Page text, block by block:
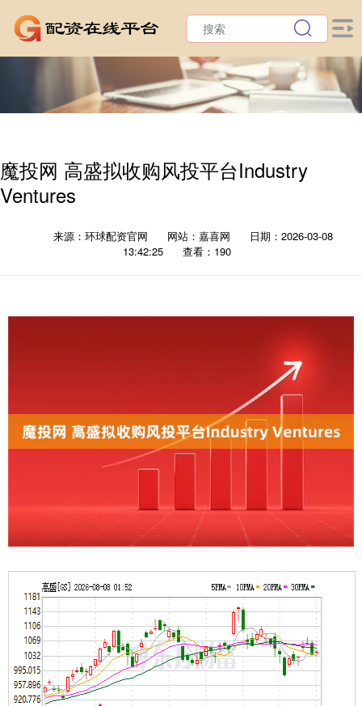
魔投网 高盛拟收购风投平台Industry
Ventures
来源：环球配资官网 网站：嘉喜网
日期：2026-03-08
13:42:25
查看：190